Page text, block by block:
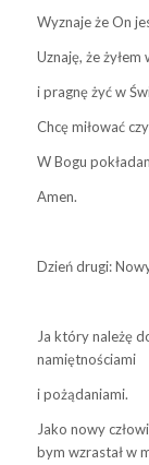
Wyznaje że On
Uznaję, że żyłem
i pragnę żyć w
Chcę miłować
W Bogu
Amen.
Dzień drugi:
Ja który należę
namiętnościami
i pożądaniami.
Jako nowy
bym wzrastał w